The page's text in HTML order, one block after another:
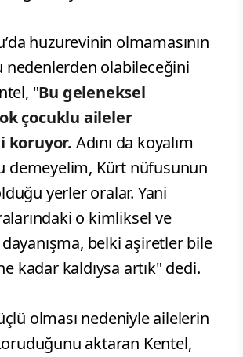
huzurevinin olmamasının
nedenlerden olabileceğini
"Bu geleneksel
çocuklu aileler
koruyor. Adını da koyalım
demeyelim, Kürt nüfusunun
yerler oralar. Yani
o kimliksel ve
belki aşiretler bile
kadar kaldıysa artık" dedi.
olması nedeniyle ailelerin
aktaran Kentel,